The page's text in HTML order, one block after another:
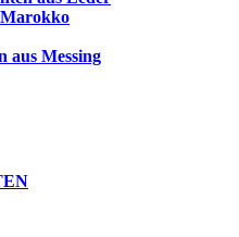
Marokko
aus Messing